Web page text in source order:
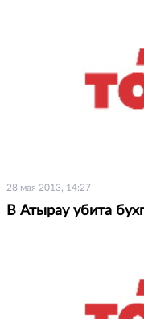
28 мая 2013, 14:27
В Атырау убита